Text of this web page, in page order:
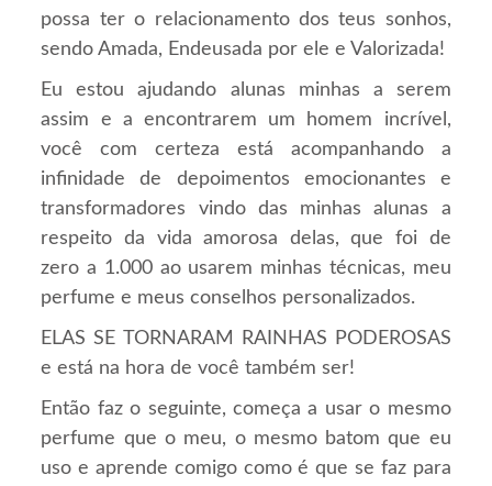
possa ter o relacionamento dos teus sonhos,
sendo Amada, Endeusada por ele e Valorizada!
Eu estou ajudando alunas minhas a serem
assim e a encontrarem um homem incrível,
você com certeza está acompanhando a
infinidade de depoimentos emocionantes e
transformadores vindo das minhas alunas a
respeito da vida amorosa delas, que foi de
zero a 1.000 ao usarem minhas técnicas, meu
perfume e meus conselhos personalizados.
ELAS SE TORNARAM RAINHAS PODEROSAS
e está na hora de você também ser!
Então faz o seguinte, começa a usar o mesmo
perfume que o meu, o mesmo batom que eu
uso e aprende comigo como é que se faz para